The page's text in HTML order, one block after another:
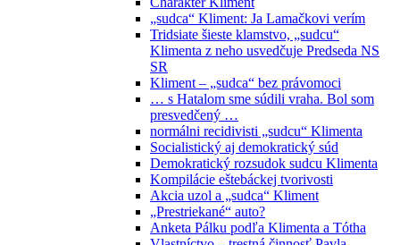
„sudca“ Kliment: Ja Lamačkovi verím
Tridsiate šieste klamstvo, „sudcu“
Klimenta z neho usvedčuje Predseda NS
SR
Kliment – „sudca“ bez právomoci
… s Hatalom sme súdili vraha. Bol som
presvedčený …
normálni recidivisti „sudcu“ Klimenta
Socialistický aj demokratický súd
Demokratický rozsudok sudcu Klimenta
Kompilácie eštebáckej tvorivosti
Akcia uzol a „sudca“ Kliment
„Prestriekané“ auto?
Anketa Pálku podľa Klimenta a Tótha